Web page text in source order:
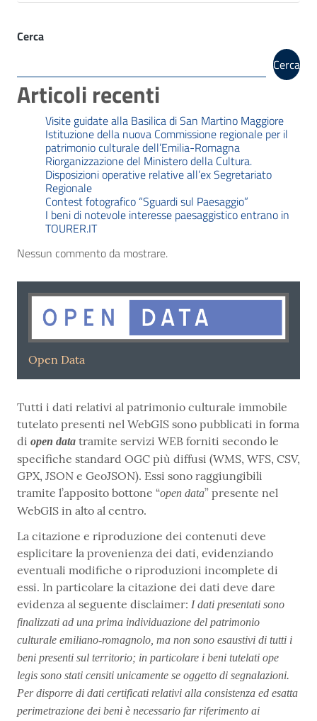
Cerca
Cerca
Articoli recenti
Visite guidate alla Basilica di San Martino Maggiore
Istituzione della nuova Commissione regionale per il
patrimonio culturale dell’Emilia-Romagna
Riorganizzazione del Ministero della Cultura.
Disposizioni operative relative all’ex Segretariato
Regionale
Contest fotografico “Sguardi sul Paesaggio”
I beni di notevole interesse paesaggistico entrano in
TOURER.IT
Nessun commento da mostrare.
Open Data
Tutti i dati relativi al patrimonio culturale immobile
tutelato presenti nel WebGIS sono pubblicati in forma
di open data tramite servizi WEB forniti secondo le
specifiche standard OGC più diffusi (WMS, WFS, CSV,
GPX, JSON e GeoJSON). Essi sono raggiungibili
tramite l’apposito bottone “open data” presente nel
WebGIS in alto al centro.
La citazione e riproduzione dei contenuti deve
esplicitare la provenienza dei dati, evidenziando
eventuali modifiche o riproduzioni incomplete di
essi. In particolare la citazione dei dati deve dare
evidenza al seguente disclaimer: I dati presentati sono
finalizzati ad una prima individuazione del patrimonio
culturale emiliano-romagnolo, ma non sono esaustivi di tutti i
beni presenti sul territorio; in particolare i beni tutelati ope
legis sono stati censiti unicamente se oggetto di segnalazioni.
Per disporre di dati certificati relativi alla consistenza ed esatta
perimetrazione dei beni è necessario far riferimento ai